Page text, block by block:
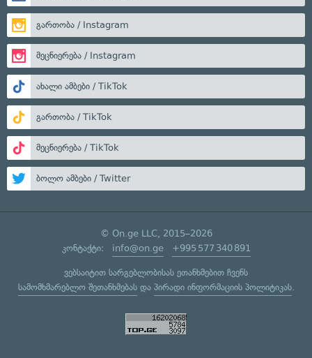
გართობა / Instagram
მეცნიერება / Instagram
ახალი ამბები / TikTok
გართობა / TikTok
მეცნიერება / TikTok
ბოლო ამბები / Twitter
© On.ge LLC, 2015–2026
კონტაქტი: info@on.ge +995 577 340 891
ვებსაიტით სარგებლობისას ეთანხმებით ჩვენს
სამომხმარებლო შეთანხმებასდა პირადი ინფორმაციის პოლიტიკას.